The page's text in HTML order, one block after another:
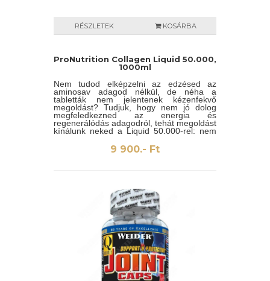
RÉSZLETEK KOSÁRBA
ProNutrition Collagen Liquid 50.000,
1000ml
Nem tudod elképzelni az edzésed az
aminosav adagod nélkül, de néha a
tabletták nem jelentenek kézenfekvő
megoldást? Tudjuk, hogy nem jó dolog
megfeledkezned az energia és
regenerálódás adagodról, tehát megoldást
kínálunk neked a Liquid 50.000-rel: nem
kell tablettákat nyelned vagy turmixokat
előkészítened, és minden esszenciális és
egyéb aminosavat tartalmaz.
szorbát, nátrium-benzoát), édesítőszer
(szukralóz, aceszulfám-kálium),
természetes aroma (narancs), B6-vitamin
(piridoxin-hidroklorid).
9 900.- Ft